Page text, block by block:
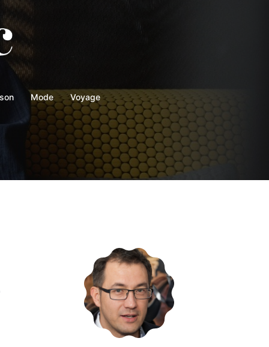
Mode Voyage